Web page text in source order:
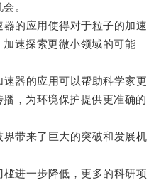
。
的应用使得对于粒子的加速
速探索更微小领域的可能
器的应用可以帮助科学家更
，为环境保护提供更准确的
带来了巨大的突破和发展机
进一步降低，更多的科研项